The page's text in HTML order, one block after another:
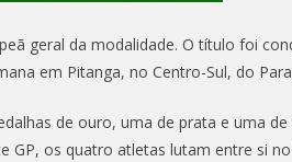
geral da modalidade. O título foi
em Pitanga, no Centro-Sul, do
de ouro, uma de prata e uma
GP, os quatro atletas lutam entre si